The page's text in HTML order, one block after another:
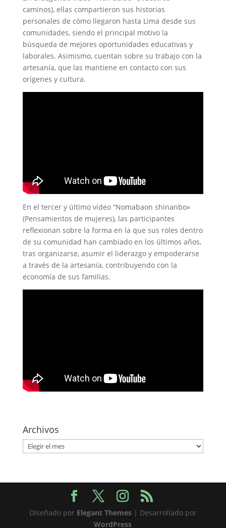
caminos), ellas compartieron sus historias
personales de cómo llegaron hasta Lima desde sus
comunidades, siendo el principal motivo la
búsqueda de mejores oportunidades educativas y
laborales. Asimismo, cuentan sobre su trabajo con la
artesanía, que las mantiene en contacto con sus
orígenes y cultura.
En el tercer y último vídeo “Nomabaon shinanbo»
(Pensamientos de mujeres), las participantes
reflexionan sobre la forma en la que sus roles dentro
de su comunidad han cambiado en los últimos años,
tras organizarse, asumir el liderazgo y empoderarse
a través de la artesanía, contribuyendo con la
economía de sus familias.
Archivos
Archivos
Diseñado por Elegant Themes| Desarrollado por
WordPress